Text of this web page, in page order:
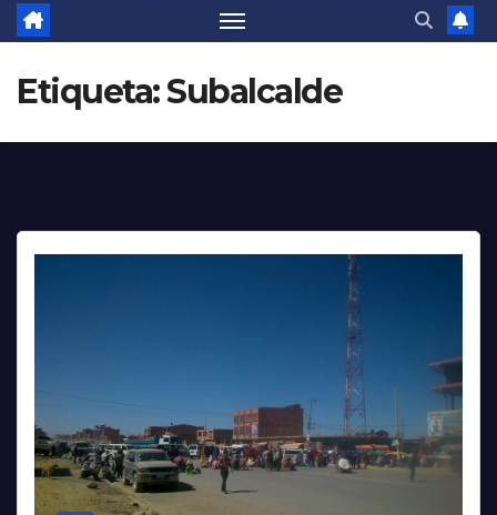
Etiqueta:Subalcalde